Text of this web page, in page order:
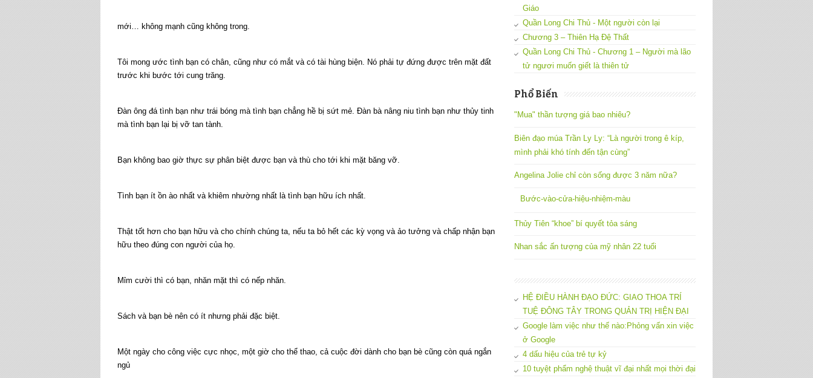
mới… không mạnh cũng không trong.
Tôi mong ước tình bạn có chân, cũng như có mắt và có tài hùng biện. Nó phải tự đứng được trên mặt đất
trước khi bước tới cung trăng.
Đàn ông đá tình bạn như trái bóng mà tình bạn chẳng hề bị sứt mẻ. Đàn bà nâng niu tình bạn như thủy tinh
mà tình bạn lại bị vỡ tan tành.
Bạn không bao giờ thực sự phân biệt được bạn và thù cho tới khi mặt băng vỡ.
Tình bạn ít ồn ào nhất và khiêm nhường nhất là tình bạn hữu ích nhất.
Thật tốt hơn cho bạn hữu và cho chính chúng ta, nếu ta bỏ hết các kỳ vọng và ảo tưởng và chấp nhận bạn
hữu theo đúng con người của họ.
Mỉm cười thì có bạn, nhăn mặt thì có nếp nhăn.
Sách và bạn bè nên có ít nhưng phải đặc biệt.
Một ngày cho công việc cực nhọc, một giờ cho thể thao, cả cuộc đời dành cho bạn bè cũng còn quá ngắn
ngủ
Giáo
Quần Long Chi Thủ - Một người còn lại
Chương 3 – Thiên Hạ Đệ Thất
Quần Long Chi Thủ - Chương 1 – Người mà lão
tử ngươi muốn giết là thiên tử
Phổ Biến
"Mua" thần tượng giá bao nhiêu?
Biên đạo múa Trần Ly Ly: “Là người trong ê kíp,
mình phải khó tính đến tận cùng”
Angelina Jolie chỉ còn sống được 3 năm nữa?
Bước-vào-cửa-hiệu-nhiệm-màu
Thủy Tiên “khoe” bí quyết tỏa sáng
Nhan sắc ấn tượng của mỹ nhân 22 tuổi
HỆ ĐIỀU HÀNH ĐẠO ĐỨC: GIAO THOA TRÍ
TUỆ ĐÔNG TÂY TRONG QUẢN TRỊ HIỆN ĐẠI
Google làm việc như thế nào:Phỏng vấn xin việc
ở Google
4 dấu hiệu của trẻ tự kỷ
10 tuyệt phẩm nghệ thuật vĩ đại nhất mọi thời đại